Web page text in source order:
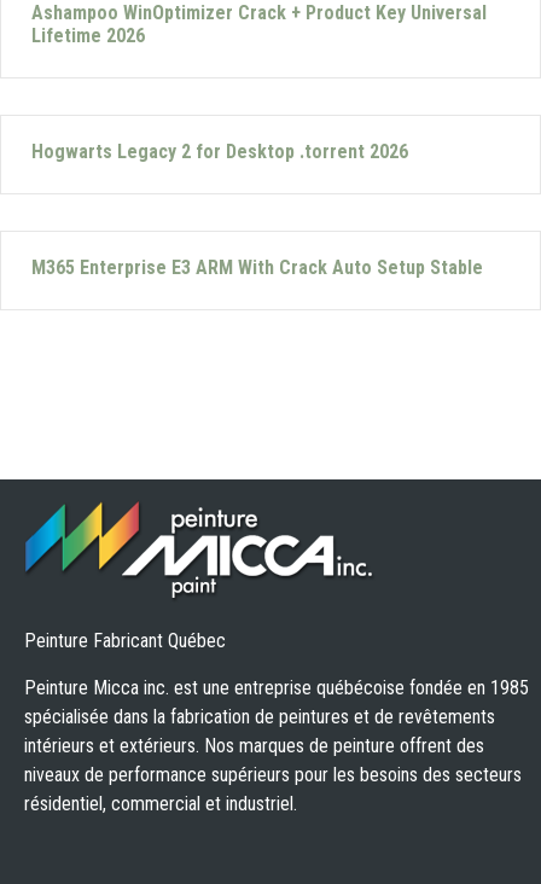
Ashampoo WinOptimizer Crack + Product Key Universal
Lifetime 2026
Hogwarts Legacy 2 for Desktop .torrent 2026
M365 Enterprise E3 ARM With Crack Auto Setup Stable
Peinture Fabricant Québec
Peinture Micca inc. est une entreprise québécoise fondée en 1985
spécialisée dans la fabrication de peintures et de revêtements
intérieurs et extérieurs. Nos marques de peinture offrent des
niveaux de performance supérieurs pour les besoins des secteurs
résidentiel, commercial et industriel.